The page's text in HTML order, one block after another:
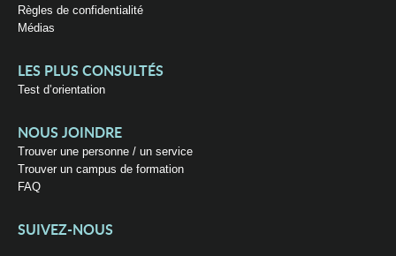
Règles de confidentialité
Médias
LES PLUS CONSULTÉS
Test d’orientation
NOUS JOINDRE
Trouver une personne / un service
Trouver un campus de formation
FAQ
SUIVEZ-NOUS